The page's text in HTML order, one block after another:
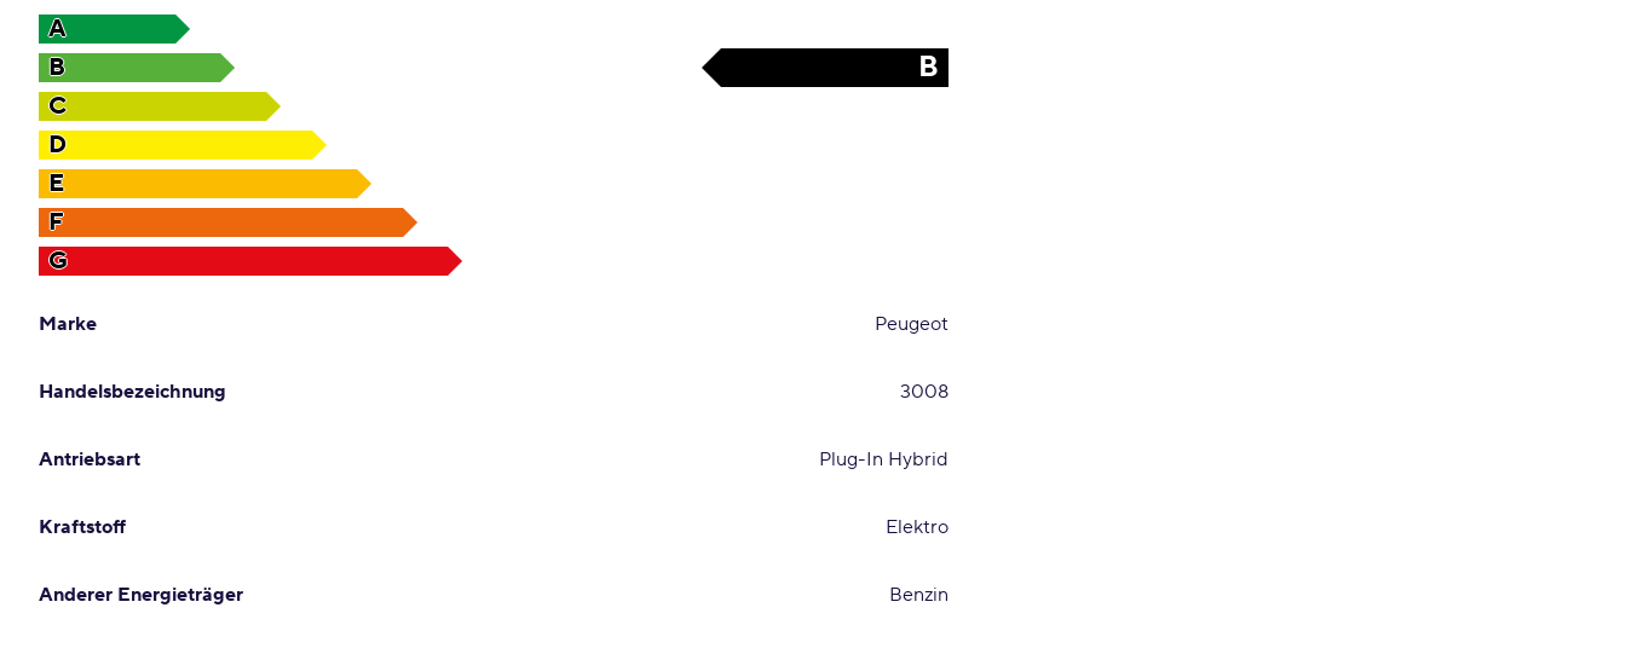
A
B
B
C
D
E
F
G
Marke Peugeot
Handelsbezeichnung 3008
Antriebsart Plug-In Hybrid
Kraftstoff Elektro
Anderer Energieträger Benzin